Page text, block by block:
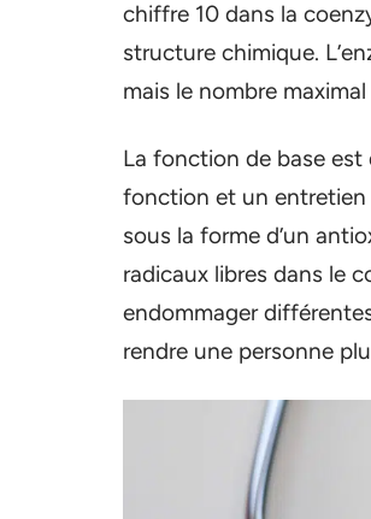
chiffre 10 dans la
structure chimique.
mais le nombre
La fonction de base est
fonction et un entretien
sous la forme d’un
radicaux libres dans le
endommager
rendre une personne